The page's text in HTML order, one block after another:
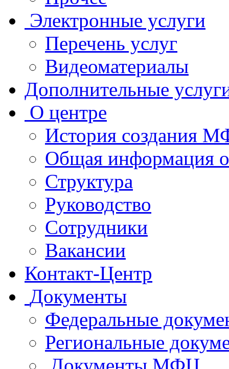
Электронные услуги
Перечень услуг
Видеоматериалы
Дополнительные
О центре
История создания
Общая
Структура
Руководство
Сотрудники
Вакансии
Контакт-Центр
Документы
Федеральные
Региональные